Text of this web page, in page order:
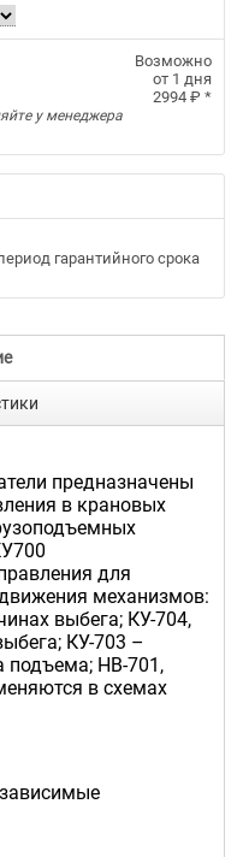
Возможно
от 1 дня
2994 ₽ *
у менеджера
гарантийного срока
предназначены
в крановых
для
механизмов:
выбега; КУ-704,
КУ-703 –
подъема; НВ-701,
в схемах